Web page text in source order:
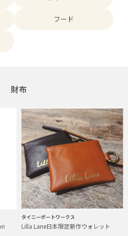
フード
財布
タイニーポートワークス
Lilla Lane日本限定新作ウォレット